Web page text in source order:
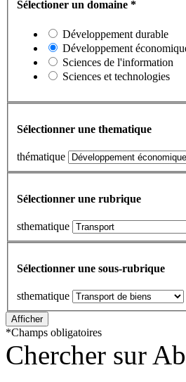
Sélectioner un domaine *
Développement durable
Développement
Sciences de l'information
Sciences et technologies
Sélectionner une thematique
thématique
Sélectionner une rubrique
sthematique
Sélectionner une sous-rubrique
sthematique
*Champs obligatoires
Chercher sur